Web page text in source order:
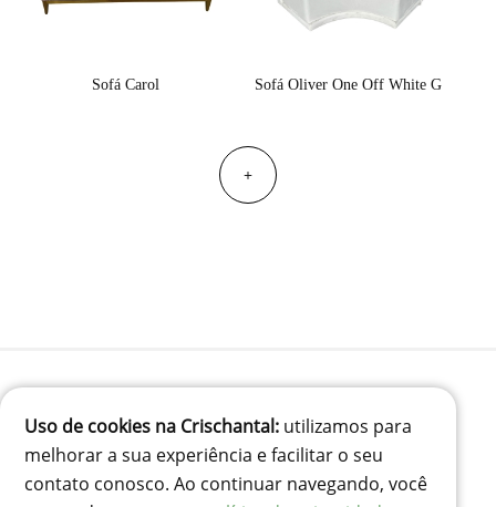
Sofá Carol Sofá Oliver One Off White G
+
(41) 99834-3707
contato@crischantal.com.br
Rua Durval jungles 240 - Pinheirinho, Curitiba-PR
Uso de cookies na Crischantal: utilizamos para
melhorar a sua experiência e facilitar o seu
contato conosco. Ao continuar navegando, você